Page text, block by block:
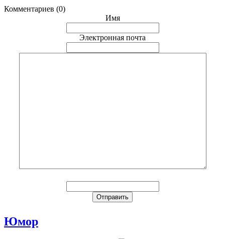
Комментариев (0)
Имя
Электронная почта
Юмор